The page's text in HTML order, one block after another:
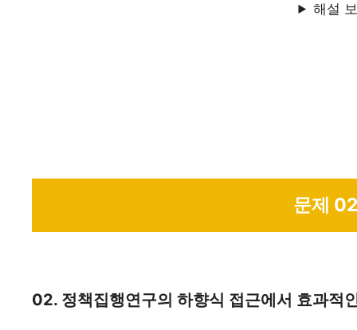
해설
문제
02. 정책집행연구의 하향식 접근에서 효과적